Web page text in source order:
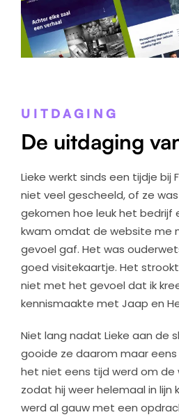
UITDAGING
De uitdaging
Lieke werkt sinds een tijdje bij
niet veel gescheeld, of ze
gekomen hoe leuk het bedrijf
kwam omdat de website me
gevoel gaf. Het was
goed visitekaartje. Het
niet met het gevoel dat ik
kennismaakte met Jaap en
Niet lang nadat Lieke aan de
gooide ze daarom maar
het niet eens tijd werd om
zodat hij weer helemaal in
werd al gauw met een